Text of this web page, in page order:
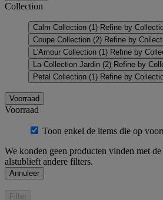
Collection
Calm Collection (1) Refine by
Coupe Collection (2) Refine by
L'Amour Collection (1) Refine by
La Collection Jardin (2) Refine by
Petal Collection (1) Refine by
Voorraad
Voorraad
Toon enkel de items die op
We konden geen producten vinden met
alstublieft andere filters.
Annuleer
Filter